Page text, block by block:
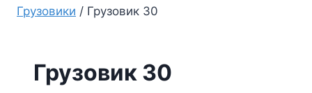
Грузовики / Грузовик 30
Грузовик 30